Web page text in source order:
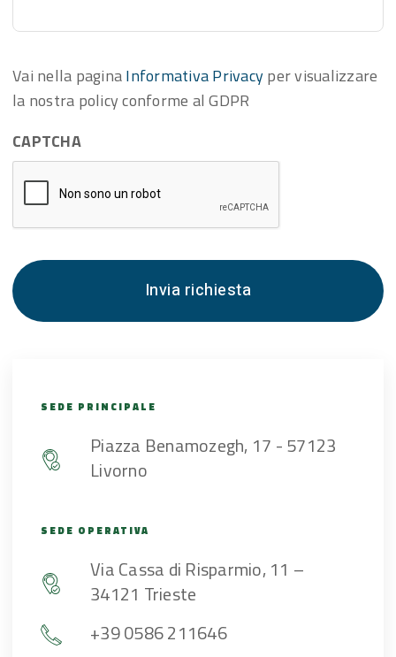
Vai nella paginaInformativa Privacyper visualizzare
la nostra policy conforme al GDPR
CAPTCHA
SEDE PRINCIPALE
Piazza Benamozegh, 17 - 57123
Livorno
SEDE OPERATIVA
Via Cassa di Risparmio, 11 –
34121 Trieste
+39 0586 211646